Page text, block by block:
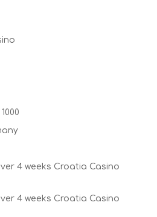
4 weeks Croatia Casino
4 weeks Croatia Casino